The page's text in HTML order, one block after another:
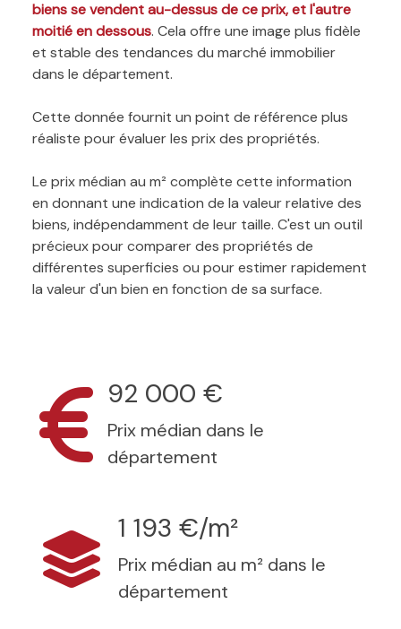
biens se vendent au-dessus de ce prix, et l'autre
moitié en dessous. Cela offre une image plus fidèle
et stable des tendances du marché immobilier
dans le département.
Cette donnée fournit un point de référence plus
réaliste pour évaluer les prix des propriétés.
Le prix médian au m² complète cette information
en donnant une indication de la valeur relative des
biens, indépendamment de leur taille. C'est un outil
précieux pour comparer des propriétés de
différentes superficies ou pour estimer rapidement
la valeur d'un bien en fonction de sa surface.
92 000 €
Prix médian dans le
département
1 193 €/m²
Prix médian au m² dans le
département